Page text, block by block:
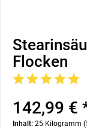
Flocken
142,99 €
Inhalt: 25 Kilogramm